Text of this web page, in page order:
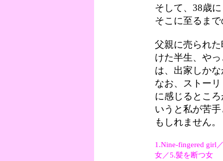
そして、38歳
そこに至るま
父親に売られ
けた半生、や
は、出家しか
なお、ストー
に感じるとこ
いうと私が苦
もしれません。
1.Nine-fingered girl
女／5.髪を断つ女